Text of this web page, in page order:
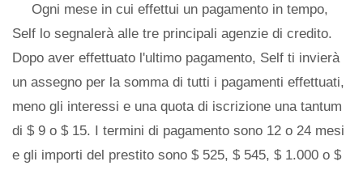
Ogni mese in cui effettui un pagamento in tempo,
Self lo segnalerà alle tre principali agenzie di credito.
Dopo aver effettuato l'ultimo pagamento, Self ti invierà
un assegno per la somma di tutti i pagamenti effettuati,
meno gli interessi e una quota di iscrizione una tantum
di $ 9 o $ 15. I termini di pagamento sono 12 o 24 mesi
e gli importi del prestito sono $ 525, $ 545, $ 1.000 o $